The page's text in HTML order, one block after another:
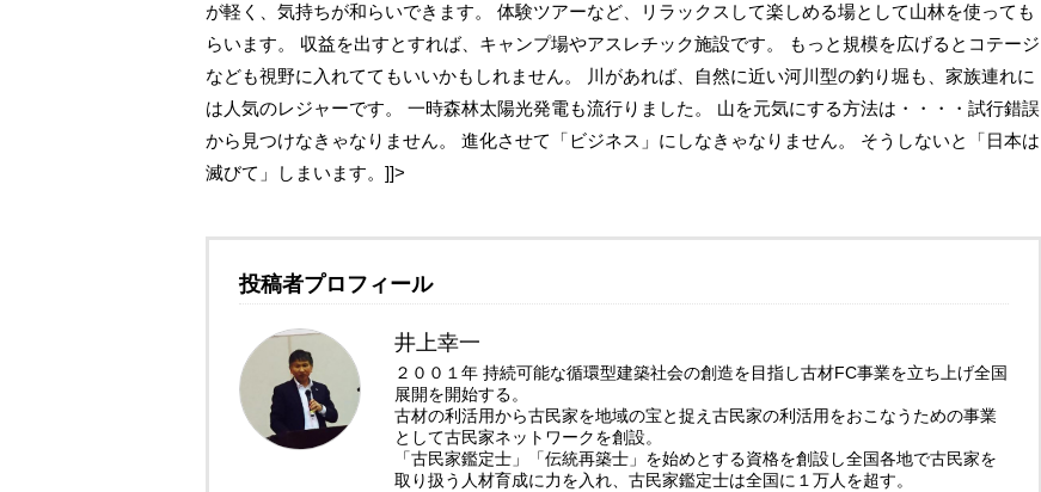
が軽く、気持ちが和らいできます。 体験ツアーなど、リラックスして楽しめる場として山林を使っても
らいます。 収益を出すとすれば、キャンプ場やアスレチック施設です。 もっと規模を広げるとコテージ
なども視野に入れててもいいかもしれません。 川があれば、自然に近い河川型の釣り堀も、家族連れに
は人気のレジャーです。 一時森林太陽光発電も流行りました。 山を元気にする方法は・・・・試行錯誤
から見つけなきゃなりません。 進化させて「ビジネス」にしなきゃなりません。 そうしないと「日本は
滅びて」しまいます。]]>
投稿者プロフィール
井上幸一
２００１年 持続可能な循環型建築社会の創造を目指し古材FC事業を立ち上げ全国
展開を開始する。
古材の利活用から古民家を地域の宝と捉え古民家の利活用をおこなうための事業
として古民家ネットワークを創設。
「古民家鑑定士」「伝統再築士」を始めとする資格を創設し全国各地で古民家を
取り扱う人材育成に力を入れ、古民家鑑定士は全国に１万人を超す。